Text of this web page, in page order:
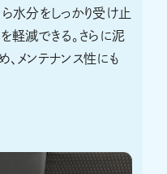
水分をしっかり受け止
軽減できる。さらに泥
メンテナンス性にも